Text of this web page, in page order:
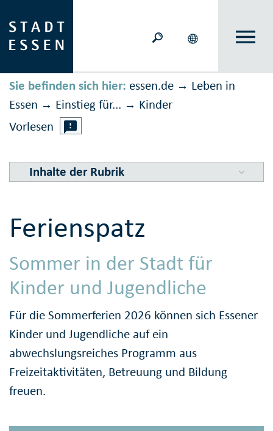
Sie befinden sich hier: essen.de → Leben in
Essen → Einstieg für... → Kinder
Vorlesen
Inhalte der Rubrik
Ferienspatz
Sommer in der Stadt für
Kinder und Jugendliche
Für die Sommerferien 2026 können sich Essener
Kinder und Jugendliche auf ein
abwechslungsreiches Programm aus
Freizeitaktivitäten, Betreuung und Bildung
freuen.